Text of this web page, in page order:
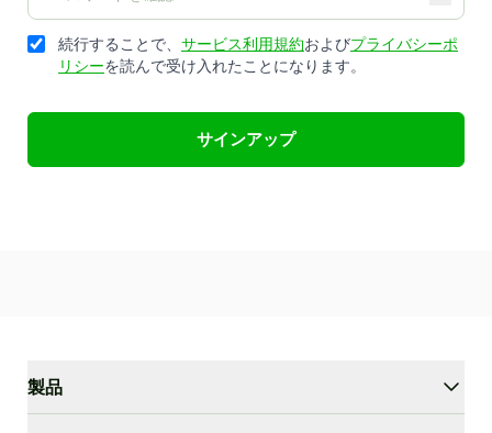
続行することで、 サービス利用規約およびプライバシーポ
リシーを読んで受け入れたことになります。
サインアップ
製品